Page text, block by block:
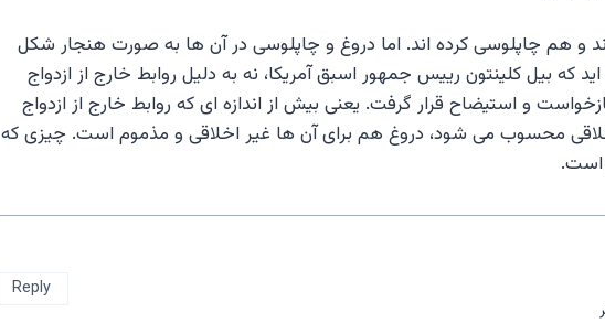
و هم چاپلوسی کرده اند. اما دروغ و چاپلوسی در آن ها به صورت هنجار شکل
که بیل کلینتون رییس جمهور اسبق آمریکا، نه به دلیل روابط خارج از ازدواج
و استیضاح قرار گرفت. یعنی بیش از اندازه ای که روابط خارج از ازدواج
محسوب می شود، دروغ هم برای آن ها غیر اخلاقی و مذموم است. چیزی که
است.
Reply